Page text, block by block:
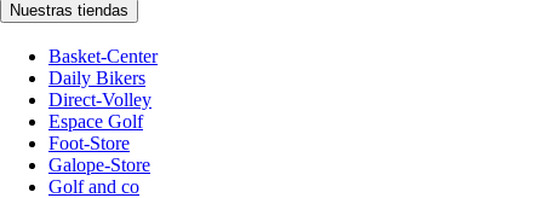
Nuestras tiendas
Basket-Center
Daily Bikers
Direct-Volley
Espace Golf
Foot-Store
Galope-Store
Golf and co